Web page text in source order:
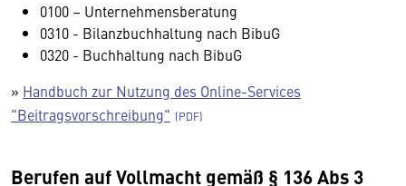
0100 – Unternehmensberatung
0310 - Bilanzbuchhaltung nach BibuG
0320 - Buchhaltung nach BibuG
» Handbuch zur Nutzung des Online-Services
"Beitragsvorschreibung"
Berufen auf Vollmacht gemäß § 136 Abs 3